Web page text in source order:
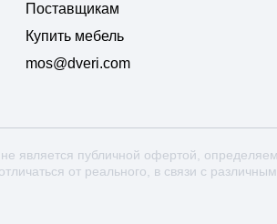
Поставщикам
Купить мебель
mos@dveri.com
является публичной офертой,
от реального, в связи с